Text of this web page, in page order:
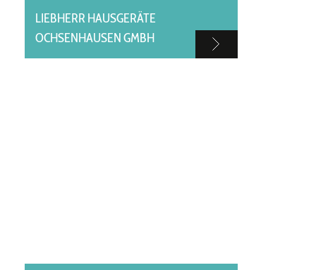
LIEBHERR HAUSGERÄTE
OCHSENHAUSEN GMBH